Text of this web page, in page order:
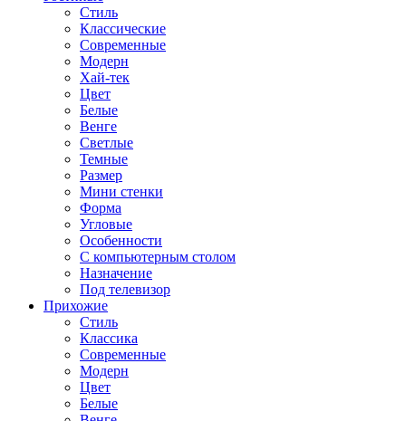
Стиль
Классические
Современные
Модерн
Хай-тек
Цвет
Белые
Венге
Светлые
Темные
Размер
Мини стенки
Форма
Угловые
Особенности
С компьютерным столом
Назначение
Под телевизор
Прихожие
Стиль
Классика
Современные
Модерн
Цвет
Белые